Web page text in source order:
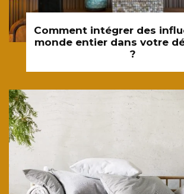
Comment intégrer des
monde entier dans votre
?